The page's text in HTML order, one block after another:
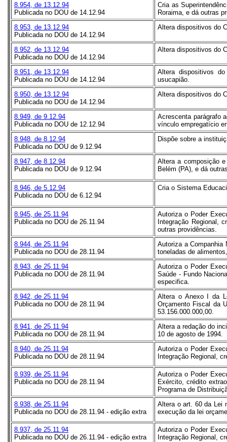
8.954, de 13.12.94
Publicada no DOU de 14.12.94
Cria as
Roraima, e dá outras
8.953, de 13.12.94
Publicada no DOU de 14.12.94
Altera dispositivos do
8.952, de 13.12.94
Publicada no DOU de 14.12.94
Altera dispositivos do
8.951, de 13.12.94
Publicada no DOU de 14.12.94
Altera dispositivos
usucapião.
8.950, de 13.12.94
Publicada no DOU de 14.12.94
Altera dispositivos do
8.949, de 9.12.94
Publicada no DOU de 12.12.94
Acrescenta parágrafo
vínculo empregatício
8.948, de 8.12.94
Publicada no DOU de 9.12.94
Dispõe sobre a
8.947, de 8.12.94
Publicada no DOU de 9.12.94
Altera a composição
Belém (PA), e dá
8.946, de 5.12.94
Publicada no DOU de 6.12.94
Cria o Sistema
8.945, de 25.11.94
Publicada no DOU de 26.11.94
Autoriza o Poder
Integração Regional,
outras providências.
8.944, de 25.11.94
Publicada no DOU de 28.11.94
Autoriza a Companhia
toneladas de
8.943, de 25.11.94
Publicada no DOU de 28.11.94
Autoriza o Poder
Saúde - Fundo
especifica.
8.942, de 25.11.94
Publicada no DOU de 28.11.94
Altera o Anexo I da
Orçamento Fiscal da
53.156.000.000,00.
8.941, de 25.11.94
Publicada no DOU de 28.11.94
Altera a redação do
10 de agosto de 1994.
8.940, de 25.11.94
Publicada no DOU de 28.11.94
Autoriza o Poder
Integração Regional,
8.939, de 25.11.94
Publicada no DOU de 28.11.94
Autoriza o Poder
Exército, crédito
Programa de
8.938, de 25.11.94
Publicada no DOU de 28.11.94 - edição extra
Altera o art. 60 da Lei
execução da lei
8.937, de 25.11.94
Publicada no DOU de 26.11.94 - edição extra
Autoriza o Poder
Integração Regional,